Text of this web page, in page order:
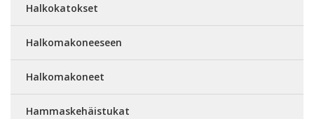
Halkokatokset
Halkomakoneeseen
Halkomakoneet
Hammaskehäistukat